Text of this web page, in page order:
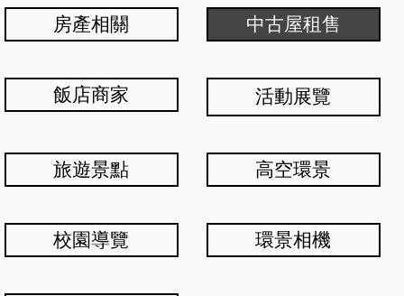
房產相關 中古屋租售
飯店商家 活動展覽
旅遊景點 高空環景
校園導覽 環景相機